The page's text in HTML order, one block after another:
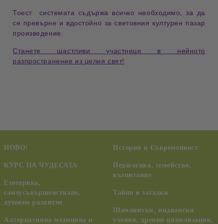
Тоест системата съдържа всичко необходимо, за да
се превърне и вдостойно за световния културен пазар
произведение.
Станете щастливи участници в нейното
разпространение из целия свят!
НОВО!
КУРС НА ЧУДЕСАТА
Езотерика,
самоусъвършенстване,
духовно развитие
Алтернативна медицина и
История и Съвременност
Педагогика, семейство,
възпитание
Тайни и загадки
Шаманизъм, индиански
учения, древни цивилизации,